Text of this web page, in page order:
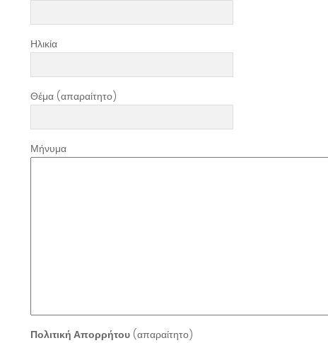
Ηλικία
Θέμα (απαραίτητο)
Μήνυμα
Πολιτική Απορρήτου(απαραίτητο)